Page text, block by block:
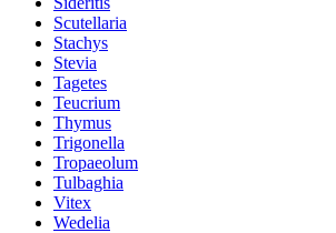
Scutellaria
Stachys
Stevia
Tagetes
Teucrium
Thymus
Trigonella
Tropaeolum
Tulbaghia
Vitex
Wedelia